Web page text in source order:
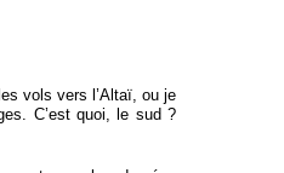
vols vers l’Altaï, ou je
C’est quoi, le sud ?